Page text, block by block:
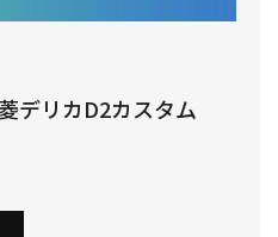
リカD2カスタム